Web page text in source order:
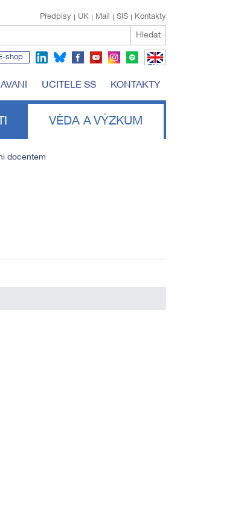
Kontakty
SIS
Mail
UK
Předpisy
Hledat
shop
EN
UČITELÉ SŠ KONTAKTY
VĚDA A VÝZKUM
docentem